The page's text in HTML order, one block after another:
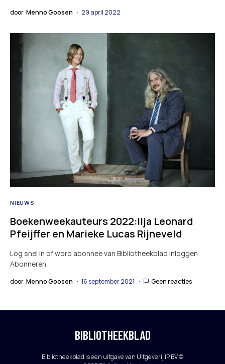
door Menno Goosen 29 april 2022
NIEUWS
Boekenweekauteurs 2022:Ilja Leonard
Pfeijffer en Marieke Lucas Rijneveld
Log snel in of word abonnee van Bibliotheekblad Inloggen
Abonneren
door Menno Goosen 16 september 2021 Geen reacties
BIBLIOTHEEKBLAD
Bibliotheekblad is een uitgave van Uitgeverij IP BV ©